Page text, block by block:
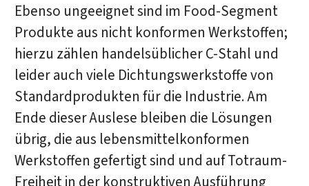
Ebenso ungeeignet sind im Food-Segment
Produkte aus nicht konformen Werkstoffen;
hierzu zählen handelsüblicher C-Stahl und
leider auch viele Dichtungswerkstoffe von
Standardprodukten für die Industrie. Am
Ende dieser Auslese bleiben die Lösungen
übrig, die aus lebensmittelkonformen
Werkstoffen gefertigt sind und auf Totraum-